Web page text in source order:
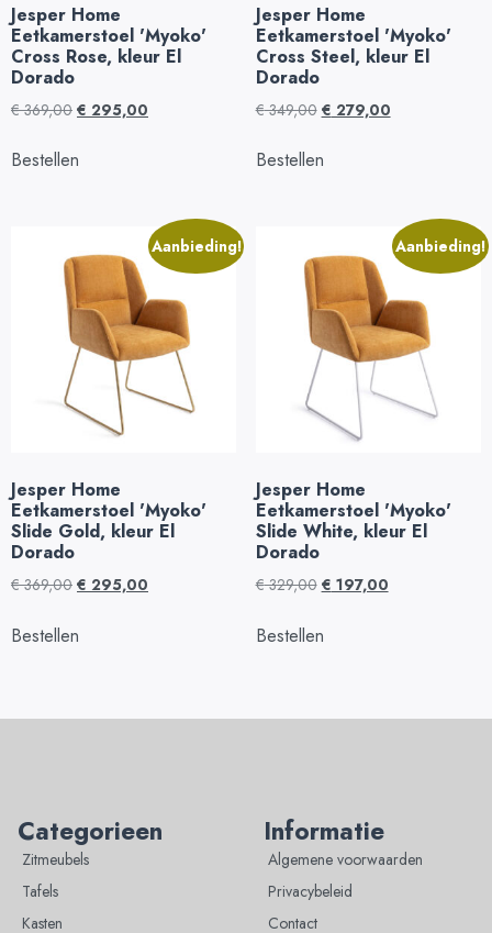
Jesper Home
Eetkamerstoel 'Myoko'
Cross Rose, kleur El
Dorado
€369,00 € 295,00
Bestellen
Jesper Home
Eetkamerstoel 'Myoko'
Cross Steel, kleur El
Dorado
€349,00 € 279,00
Bestellen
Aanbieding!
Jesper Home
Eetkamerstoel 'Myoko'
Slide Gold, kleur El
Dorado
€369,00 € 295,00
Bestellen
Aanbieding!
Jesper Home
Eetkamerstoel 'Myoko'
Slide White, kleur El
Dorado
€329,00 € 197,00
Bestellen
Categorieen
Zitmeubels
Tafels
Kasten
Informatie
Algemene voorwaarden
Privacybeleid
Contact